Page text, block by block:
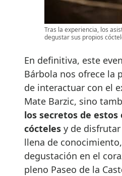
Tras la experiencia, los
degustar sus propios
En definitiva, este
Bárbola nos ofrece la
de interactuar con el
Mate Barzic, sino
los secretos de
cócteles y de
llena de
degustación en el
pleno Paseo de la